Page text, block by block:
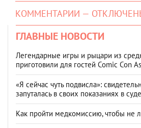
КОММЕНТАРИИ —
ГЛАВНЫЕ НОВОСТИ
Легендарные игры и рыцари из
приготовили для гостей Comic Con
«Я сейчас чуть подвисла»:
запуталась в своих показаниях в суде
Как пройти медкомиссию, чтобы не